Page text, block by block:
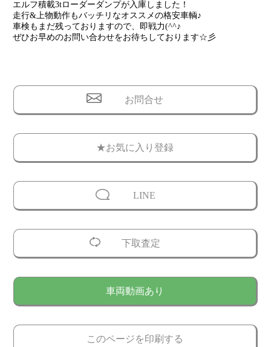
エルフ積載3tローダーダンプが入庫しました！
走行&上物動作もバッチリなオススメの格安車輌♪
車検もまだ残っておりますので、即戦力(^^♪
ぜひお早めのお問い合わせをお待ちしております☆彡
お問合せ
★お気に入り登録
LINE
下取査定
車両動画あり
このページを印刷する